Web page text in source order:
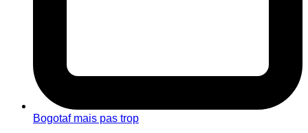
Bogotaf mais pas trop